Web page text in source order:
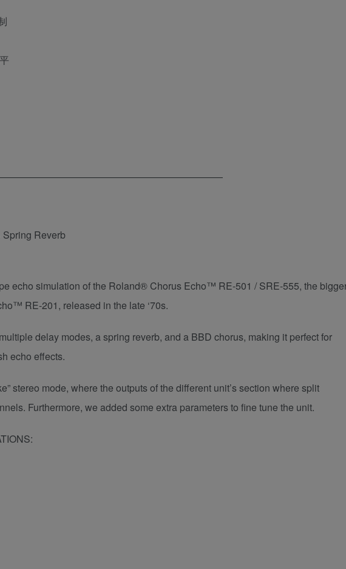
Spring Reverb
echo simulation of the Roland® Chorus Echo™ RE-501 / SRE-555, the
RE-201, released in the late ‘70s.
delay modes, a spring reverb, and a BBD chorus, making it perfect for
echo effects.
stereo mode, where the outputs of the different unit’s section where split
Furthermore, we added some extra parameters to fine tune the unit.